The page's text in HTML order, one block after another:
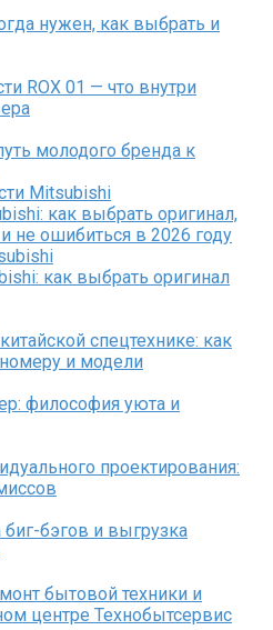
нужен, как выбрать и
ROX 01 — что внутри
молодого бренда к
как выбрать оригинал,
не ошибиться в 2026 году
как выбрать оригинал
спецтехнике: как
номеру и модели
философия уюта и
проектирования:
бэгов и выгрузка
бытовой техники и
центре Технобытсервис